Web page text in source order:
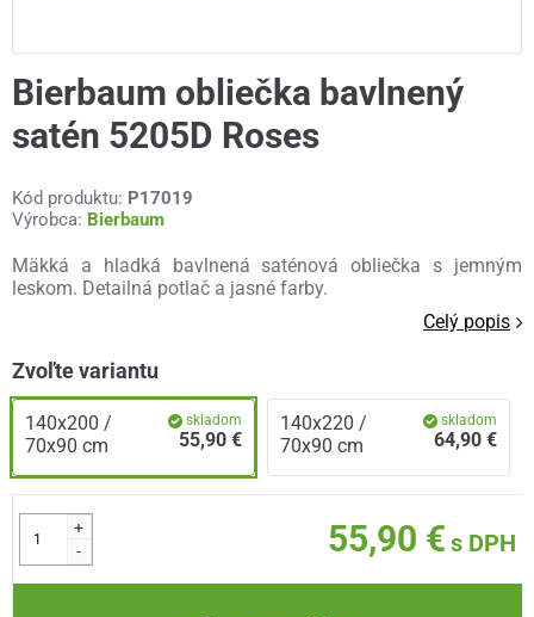
Bierbaum obliečka bavlnený
satén 5205D Roses
Kód produktu: P17019
Výrobca: Bierbaum
Mäkká a hladká bavlnená saténová obliečka s jemným
leskom. Detailná potlač a jasné farby.
Celý popis
Zvoľte variantu
140x200 /
70x90 cm
skladom
55,90 €
140x220 /
70x90 cm
skladom
64,90 €
+
-
55,90 € s DPH